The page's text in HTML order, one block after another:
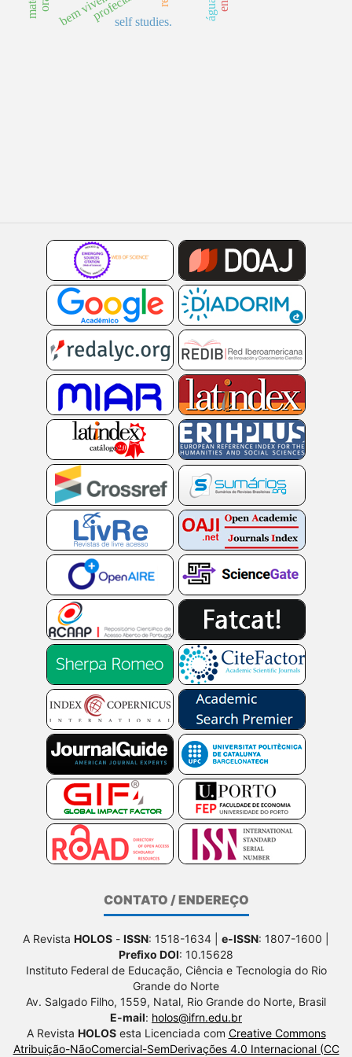
self studies.
bem viver.
CONTATO / ENDEREÇO
A Revista HOLOS - ISSN: 1518-1634 | e-ISSN: 1807-1600 |
Prefixo DOI: 10.15628
Instituto Federal de Educação, Ciência e Tecnologia do Rio
Grande do Norte
Av. Salgado Filho, 1559, Natal, Rio Grande do Norte, Brasil
E-mail: holos@ifrn.edu.br
A Revista HOLOSesta Licenciada com Creative Commons
Atribuição-NãoComercial-SemDerivações 4.0 Internacional (CC